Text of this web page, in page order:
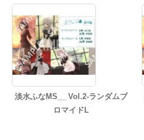
淡水ふなMS__ Vol.2-ランダムブ
ロマイドL